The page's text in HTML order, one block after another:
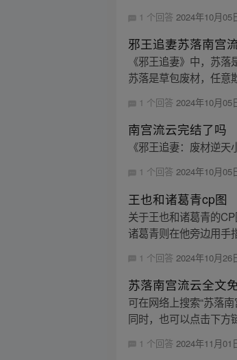
1 个回答2024年10月05
邪王追妻苏落南宫
《邪王追妻》中，苏
苏落是草包废材，任意
1 个回答2024年10月05
南宫流云完结了吗
《邪王追妻：废材逆
1 个回答2024年10月05
王也和诸葛青cp图
关于王也和诸葛青的
诸葛青则在他旁边用手
1 个回答 2024年10月26
苏落南宫流云全文
可在网络上搜索“苏落
同时，也可以点击下方
1 个回答 2024年11月01